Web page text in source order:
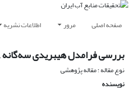
صفحه اصلی مرور اطلاعات نشریه
بررسی فرامدل هیبریدی سه‌گانه MLP- PSO- ARIMA به‌منظور پیش‌بینی شاخص FDSD (مطالعه موردی: استان خوزستان)
نوع مقاله : مقاله پژوهشی
نویسنده